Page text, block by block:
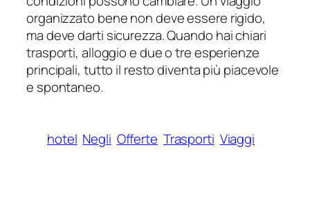
organizzato bene non deve essere rigido,
ma deve darti sicurezza. Quando hai chiari
trasporti, alloggio e due o tre esperienze
principali, tutto il resto diventa più piacevole
e spontaneo.
hotel Negli Offerte Trasporti Viaggi